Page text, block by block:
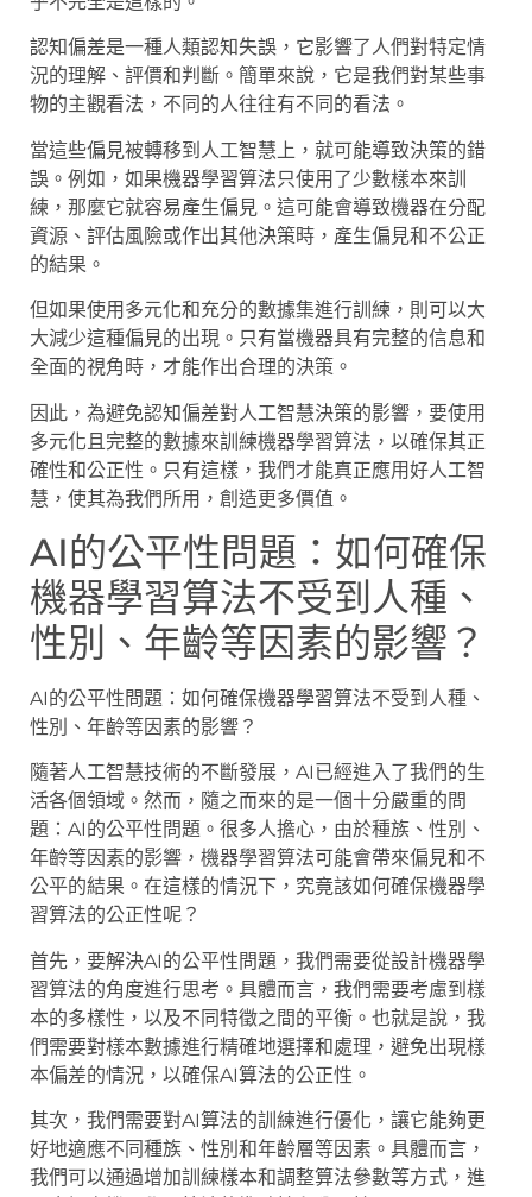
認知偏差是一種人類認知失誤，它影響了人們對特定情
況的理解、評價和判斷。簡單來說，它是我們對某些事
物的主觀看法，不同的人往往有不同的看法。
當這些偏見被轉移到人工智慧上，就可能導致決策的錯
誤。例如，如果機器學習算法只使用了少數樣本來訓
練，那麼它就容易產生偏見。這可能會導致機器在分配
資源、評估風險或作出其他決策時，產生偏見和不公正
的結果。
但如果使用多元化和充分的數據集進行訓練，則可以大
大減少這種偏見的出現。只有當機器具有完整的信息和
全面的視角時，才能作出合理的決策。
因此，為避免認知偏差對人工智慧決策的影響，要使用
多元化且完整的數據來訓練機器學習算法，以確保其正
確性和公正性。只有這樣，我們才能真正應用好人工智
慧，使其為我們所用，創造更多價值。
AI的公平性問題：如何確保
機器學習算法不受到人種、
性別、年齡等因素的影響？
AI的公平性問題：如何確保機器學習算法不受到人種、
性別、年齡等因素的影響？
隨著人工智慧技術的不斷發展，AI已經進入了我們的生
活各個領域。然而，隨之而來的是一個十分嚴重的問
題：AI的公平性問題。很多人擔心，由於種族、性別、
年齡等因素的影響，機器學習算法可能會帶來偏見和不
公平的結果。在這樣的情況下，究竟該如何確保機器學
習算法的公正性呢？
首先，要解決AI的公平性問題，我們需要從設計機器學
習算法的角度進行思考。具體而言，我們需要考慮到樣
本的多樣性，以及不同特徵之間的平衡。也就是說，我
們需要對樣本數據進行精確地選擇和處理，避免出現樣
本偏差的情況，以確保AI算法的公正性。
其次，我們需要對AI算法的訓練進行優化，讓它能夠更
好地適應不同種族、性別和年齡層等因素。具體而言，
我們可以通過增加訓練樣本和調整算法參數等方式，進